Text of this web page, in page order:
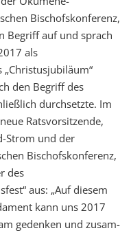
Bischofskonferenz,
Begriff auf und sprach
als
„Christusjubiläum“
den Begriff des
durchsetzte. Im
Ratsvorsitzende,
Strom und der
Bischofskonferenz,
des
aus: „Auf diesem
kann uns 2017
gedenken und zusam­